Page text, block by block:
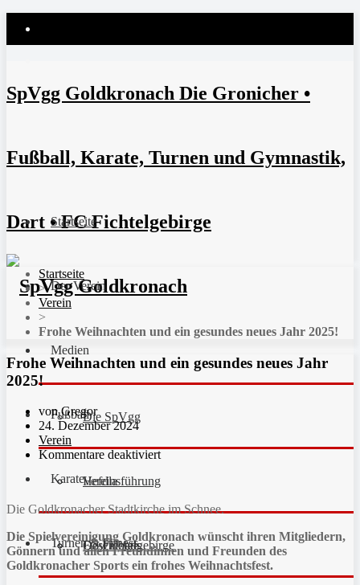
SpVgg Goldkronach Die Gronicher •
Fußball, Karate, Turnen und Gymnastik,
Dart • FC Fichtelgebirge
Startseite
Der Verein
Die SpVgg
Vereinsführung
Geschichte
Medien
Hefdla
Downloads
Fußball
FC Fichtelgebirge
Karate
Turnen & Fitness
Startseite
>
Verein
>
Frohe Weihnachten und ein gesundes neues Jahr 2025!
Frohe Weihnachten und ein gesundes neues Jahr
2025!
von Gregor
24. Dezember 2024
Verein
Kommentare deaktiviert
Die Goldkronacher Stadtkirche im Schnee.
Die Spielvereinigung Goldkronach wünscht ihren Mitgliedern,
Gönnern und allen Freundinnen und Freunden des
Goldkronacher Sports ein frohes Weihnachtsfest.